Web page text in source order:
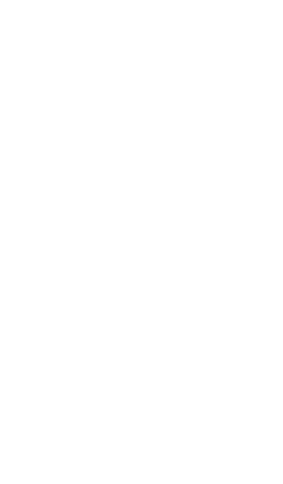
y telenovelas